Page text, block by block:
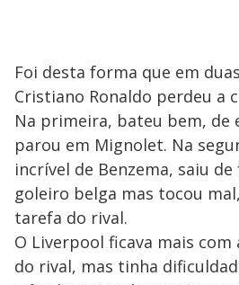
Foi desta forma que em
Cristiano Ronaldo perdeu a
Na primeira, bateu bem, de
parou em Mignolet. Na
incrível de Benzema, saiu
goleiro belga mas tocou
tarefa do rival.
O Liverpool ficava mais com
do rival, mas tinha